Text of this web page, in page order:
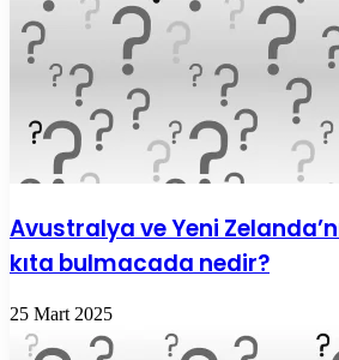
Avustralya ve Yeni
kıta bulmacada nedir?
25 Mart 2025